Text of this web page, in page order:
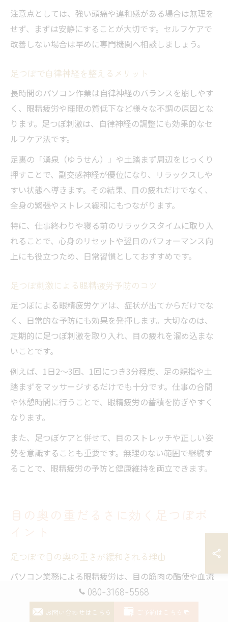
注意点としては、強い頭痛や違和感がある場合は無理を
せず、まずは安静にすることが大切です。セルフケアで
改善しない場合は早めに専門機関へ相談しましょう。
足つぼで自律神経を整えるメリット
長時間のパソコン作業は自律神経のバランスを崩しやす
く、眼精疲労や睡眠の質低下など様々な不調の原因とな
ります。足つぼ刺激は、自律神経の調整にも効果的なセ
ルフケア法です。
足裏の「湧泉（ゆうせん）」や土踏まず周辺をじっくり
押すことで、副交感神経が優位になり、リラックスしや
すい状態へ導きます。その結果、目の疲れだけでなく、
全身の緊張やストレス緩和にもつながります。
特に、仕事終わりや寝る前のリラックスタイムに取り入
れることで、心身のリセットや翌日のパフォーマンス向
上にも役立つため、日常習慣としておすすめです。
足つぼ刺激による眼精疲労予防のコツ
足つぼによる眼精疲労ケアは、症状が出てからだけでな
く、日常的な予防にも効果を発揮します。大切なのは、
定期的に足つぼ刺激を取り入れ、目の疲れを溜め込まな
いことです。
例えば、1日2～3回、1回につき3分程度、足の親指や土
踏まずをマッサージするだけでも十分です。仕事の合間
や休憩時間に行うことで、眼精疲労の蓄積を防ぎやすく
なります。
また、足つぼケアと併せて、目のストレッチや正しい姿
勢を意識することも重要です。無理のない範囲で継続す
ることで、眼精疲労の予防と健康維持を両立できます。
目の奥の重だるさに効く足つぼポ
イント
足つぼで目の奥の重さが緩和される理由
パソコン業務による眼精疲労は、目の筋肉の酷使や血流
の滞りが主な原因です。足つぼを刺激することで、全身
の血流が促進され、自律神経のバランスが整いやすくな
080-3168-5568
お問い合わせはこちら ご予約はこちら